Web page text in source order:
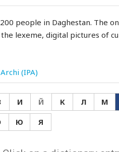
people in Daghestan. The
lexeme, digital pictures of
Archi (IPA)
И Й К Л М
Ю Я